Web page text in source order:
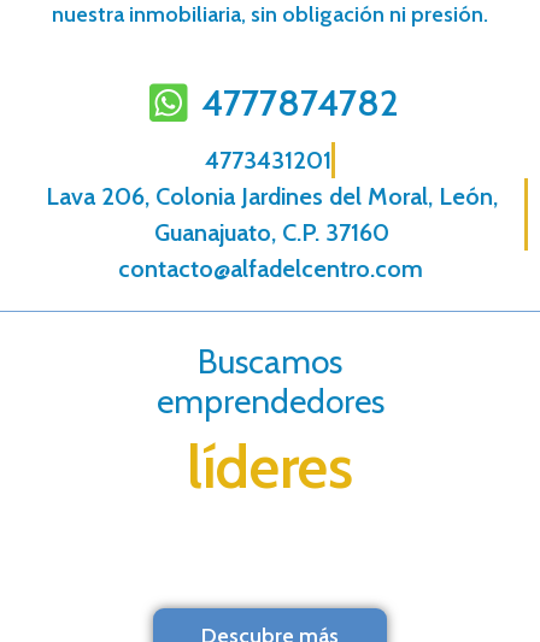
nuestra inmobiliaria, sin obligación ni presión.
4777874782
4773431201
Lava 206, Colonia Jardines del Moral, León,
Guanajuato, C.P. 37160
contacto@alfadelcentro.com
Buscamos
emprendedores
líderes
Descubre más